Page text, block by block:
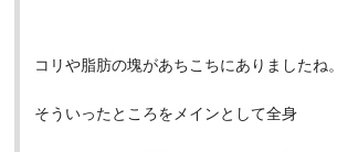
コリや脂肪の塊があちこちにありましたね。
そういったところをメインとして全身